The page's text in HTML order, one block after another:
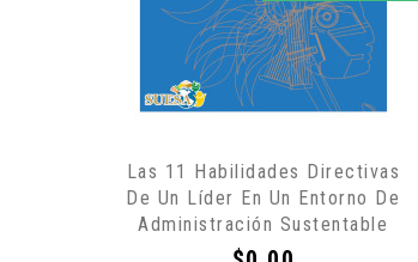
Las 11 Habilidades Directivas
De Un Líder En Un Entorno De
Administración Sustentable